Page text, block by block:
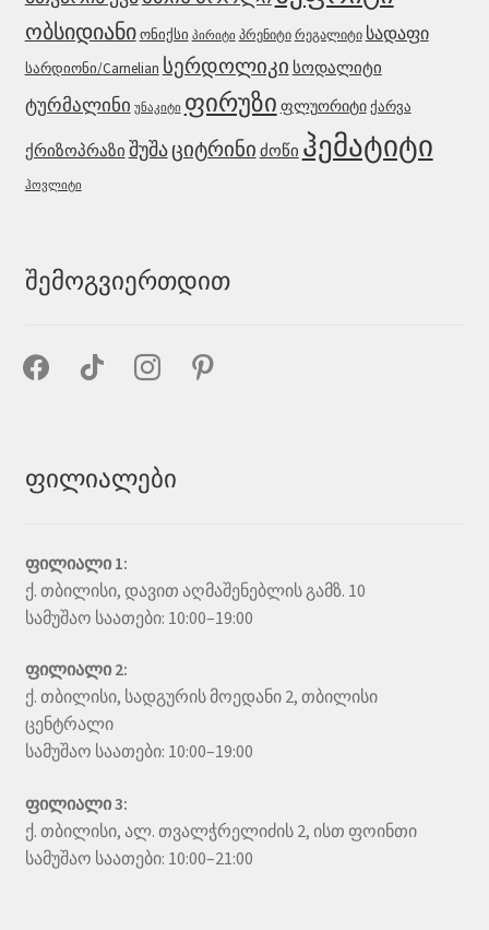
ობსიდიანიონიქსი პირიტი პრენიტი რეგალიტი სადაფი
სარდიონი/Carnelian სერდოლიკი სოდალიტი
ტურმალინი უნაკიტი ფირუზი ფლუორიტიქარვა
ქრიზოპრაზი შუშაციტრინი ძოწი ჰემატიტი
ჰოვლიტი
შემოგვიერთდით
facebook tiktok instagrampinterest
ფილიალები
ფილიალი 1:
ქ. თბილისი, დავით აღმაშენებლის გამზ. 10
სამუშაო საათები: 10:00–19:00
ფილიალი 2:
ქ. თბილისი, სადგურის მოედანი 2, თბილისი
ცენტრალი
სამუშაო საათები: 10:00–19:00
ფილიალი 3:
ქ. თბილისი, ალ. თვალჭრელიძის 2, ისთ ფოინთი
სამუშაო საათები: 10:00–21:00